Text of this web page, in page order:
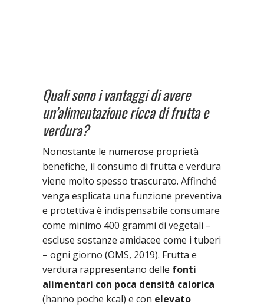
Quali sono i vantaggi di avere
un’alimentazione ricca di frutta e
verdura?
Nonostante le numerose proprietà
benefiche, il consumo di frutta e verdura
viene molto spesso trascurato. Affinché
venga esplicata una funzione preventiva
e protettiva è indispensabile consumare
come minimo 400 grammi di vegetali –
escluse sostanze amidacee come i tuberi
– ogni giorno (OMS, 2019). Frutta e
verdura rappresentano delle fonti
alimentari con poca densità calorica
(hanno poche kcal) e con elevato